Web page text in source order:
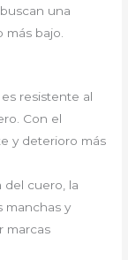
una
bajo.
resistente al
Con el
y deterioro más
del cuero, la
manchas y
marcas